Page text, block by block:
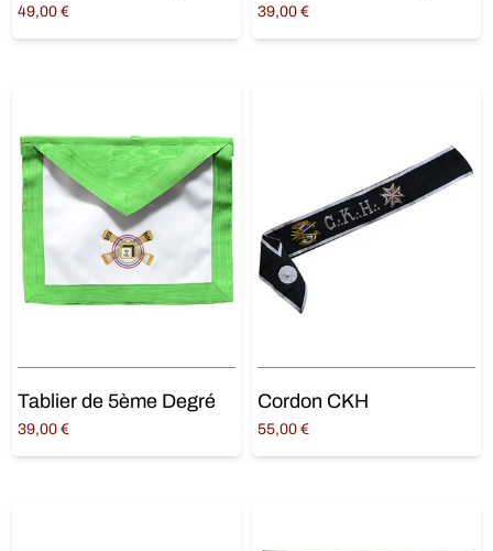
49,00 €
Ajouter au panier
39,00 €
Ajouter au panier
Tablier de 5ème Degré
39,00 €
Ajouter au panier
Cordon CKH
55,00 €
Ajouter au panier